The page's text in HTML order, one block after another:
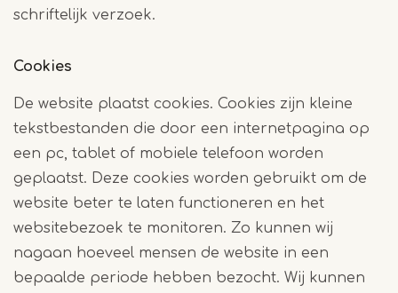
schriftelijk verzoek.
Cookies
De website plaatst cookies. Cookies zijn kleine
tekstbestanden die door een internetpagina op
een pc, tablet of mobiele telefoon worden
geplaatst. Deze cookies worden gebruikt om de
website beter te laten functioneren en het
websitebezoek te monitoren. Zo kunnen wij
nagaan hoeveel mensen de website in een
bepaalde periode hebben bezocht. Wij kunnen